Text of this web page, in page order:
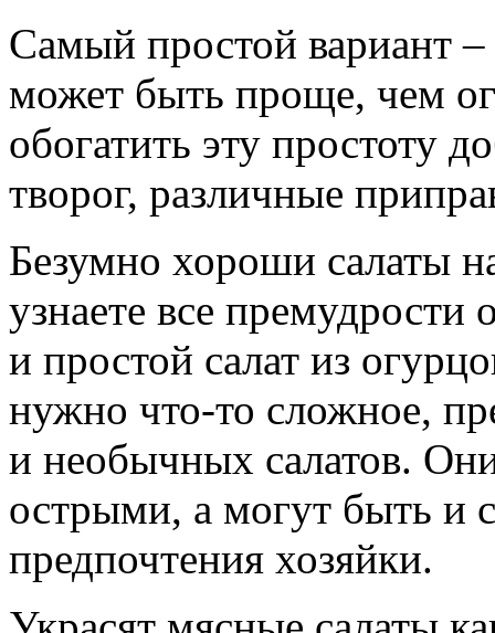
Самый простой вариант
может быть проще, чем
обогатить эту простоту
творог, различные
Безумно хороши салаты
узнаете все премудрости
и простой салат из
нужно что-то сложное,
и необычных салатов.
острыми, а могут быть и
предпочтения хозяйки.